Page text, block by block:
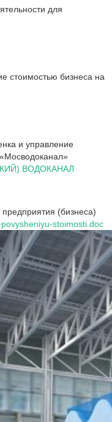
для
стоимостью бизнеса на
и управление
ВОДОКАНАЛ
(бизнеса)
stoimosti.doc